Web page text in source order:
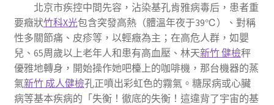
北京市疾控中間先容，沾染基孔肯雅病毒后，患者重
要癥狀竹科X光包含突發高熱（體溫年夜于39℃）、對稱
性多關節痛、皮疹等，以輕癥為主；在高危人群，如嬰
兒、65周歲以上老年人和患有高血壓、林天新竹 健檢秤
優雅地轉身，開始操作她吧檯上的咖啡機，那台機器的蒸
氣新竹 成人健檢孔正噴出彩虹色的霧氣。糖尿病或心臟
病等基本疾病的「失衡！徹底的失衡！這違背了宇宙的基